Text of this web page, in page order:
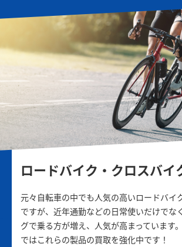
ロードバイク・クロスバイ
元々自転車の中でも人気の高いロードバイ
ですが、近年通勤などの日常使いだけでな
グで乗る方が増え、人気が高まっています
ではこれらの製品の買取を強化中です！